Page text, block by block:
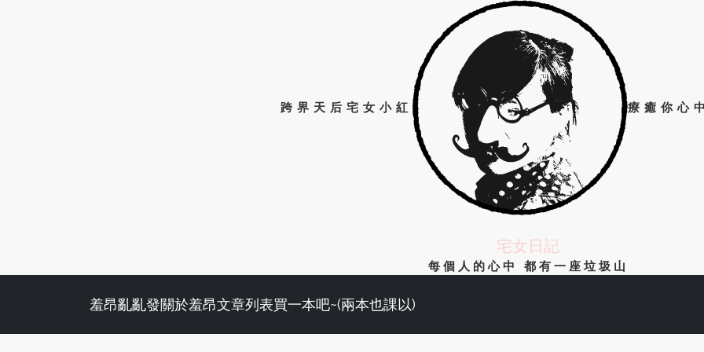
跨界天后宅女小紅 療癒你心
宅女日記
每個人的心中 都有一座垃圾山
羞昂亂亂發關於羞昂文章列表買一本吧~(兩本也課以)